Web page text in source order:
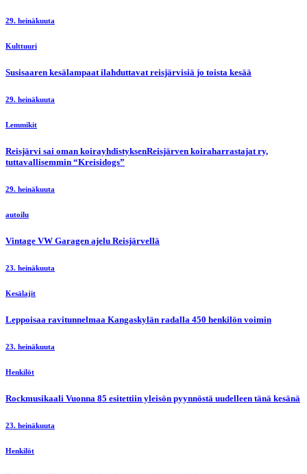
29. heinäkuuta
Kulttuuri
Susisaaren kesälampaat ilahduttavat reisjärvisiä jo toista kesää
29. heinäkuuta
Lemmikit
Reisjärvi sai oman koirayhdistyksenReisjärven koiraharrastajat ry,
tuttavallisemmin “Kreisidogs”
29. heinäkuuta
autoilu
Vintage VW Garagen ajelu Reisjärvellä
23. heinäkuuta
Kesälajit
Leppoisaa ravitunnelmaa Kangaskylän radalla 450 henkilön voimin
23. heinäkuuta
Henkilöt
Rockmusikaali Vuonna 85 esitettiin yleisön pyynnöstä uudelleen tänä kesänä
23. heinäkuuta
Henkilöt